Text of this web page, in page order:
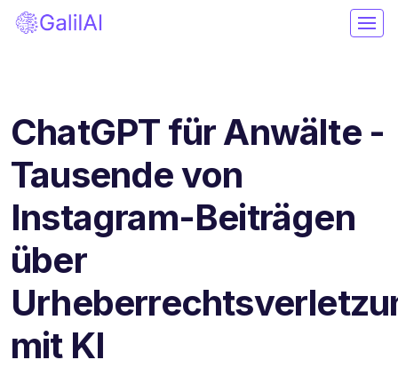
ChatGPT für Anwälte -
Tausende von
Instagram-Beiträgen
über
mit KI